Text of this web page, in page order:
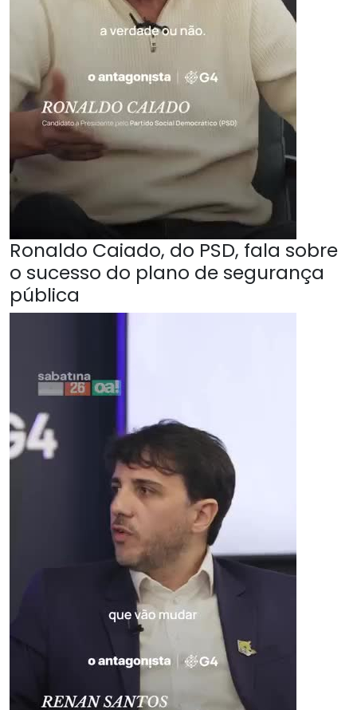
Ronaldo Caiado, do PSD, fala sobre
o sucesso do plano de segurança
pública